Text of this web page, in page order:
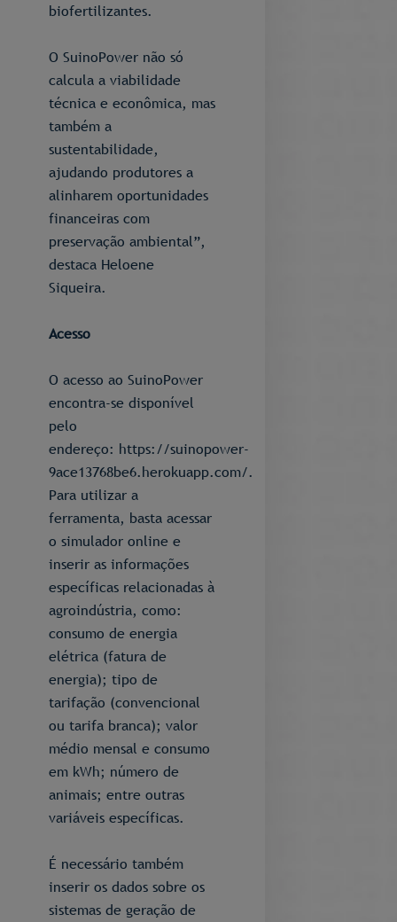
biofertilizantes.
O SuinoPower não só
calcula a viabilidade
técnica e econômica, mas
também a
sustentabilidade,
ajudando produtores a
alinharem oportunidades
financeiras com
preservação ambiental”,
destaca Heloene
Siqueira.
Acesso
O acesso ao SuinoPower
encontra-se disponível
pelo
endereço: https://suinopower-
9ace13768be6.herokuapp.com/.
Para utilizar a
ferramenta, basta acessar
o simulador online e
inserir as informações
específicas relacionadas à
agroindústria, como:
consumo de energia
elétrica (fatura de
energia); tipo de
tarifação (convencional
ou tarifa branca); valor
médio mensal e consumo
em kWh; número de
animais; entre outras
variáveis específicas.
É necessário também
inserir os dados sobre os
sistemas de geração de